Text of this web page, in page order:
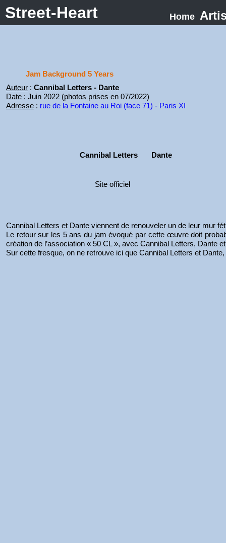
Street-Heart Home
Jam Background 5 Years
Auteur: Cannibal Letters - Dante
Date: Juin 2022 (photos prises en 07/2022)
Adresse: rue de la Fontaine au Roi (face 71) - Paris XI
Cannibal Letters
Site officiel
Dante
Cannibal Letters et Dante viennent de renouveler un de leur mur
Le retour sur les 5 ans du jam évoqué par cette œuvre doit
création de l’association « 50 CL », avec Cannibal Letters, Dante
Sur cette fresque, on ne retrouve ici que Cannibal Letters et